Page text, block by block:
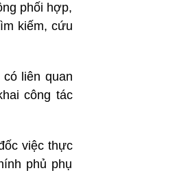
phối hợp,
kiếm, cứu
liên quan
công tác
việc thực
phủ phụ